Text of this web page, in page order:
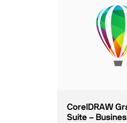
CorelDRAW
Suite –